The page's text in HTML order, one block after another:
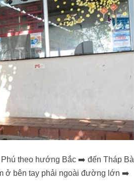
theo hướng Bắc ➡️ đến Tháp Bà
ở bên tay phải ngoài đường lớn ➡️